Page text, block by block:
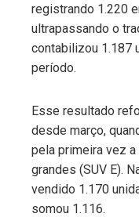
registrando 1.220
ultrapassando o
contabilizou 1.187
período.
Esse resultado
desde março,
pela primeira vez a
grandes (SUV E).
vendido 1.170
somou 1.116.